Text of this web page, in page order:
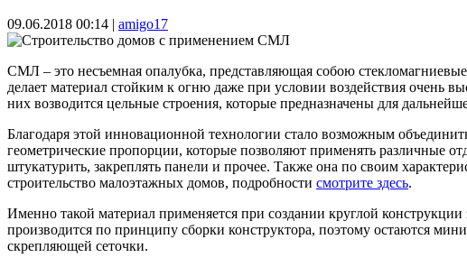
09.06.2018 00:14 | amigo17
СМЛ – это несъемная опалубка, представляющая собою
делает материал стойким к огню даже при условии воздействия очень
них возводится цельные строения, которые предназначены для
Благодаря этой инновационной технологии стало возможным
геометрические пропорции, которые позволяют применять различные
штукатурить, закреплять панели и прочее. Также она по своим
строительство малоэтажных домов, подробности смотрите здесь.
Именно такой материал применяется при создании круглой
производится по принципу сборки конструктора, поэтому остаются
скрепляющей сеточки.